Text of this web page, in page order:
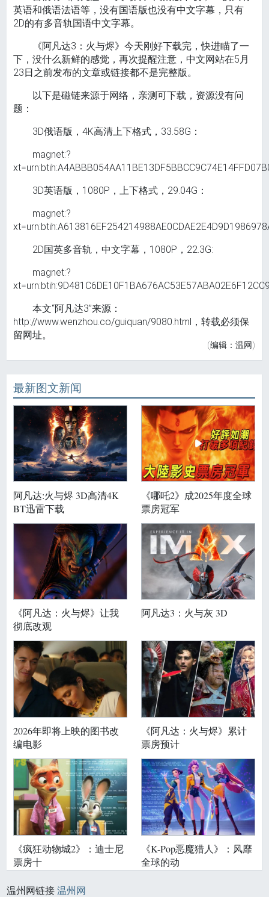
英语和俄语法语等，没有国语版也没有中文字幕，只有
2D的有多音轨国语中文字幕。
《阿凡达3：火与烬》今天刚好下载完，快进瞄了一
下，没什么新鲜的感觉，再次提醒注意，中文网站在5月
23日之前发布的文章或链接都不是完整版。
以下是磁链来源于网络，亲测可下载，资源没有问
题：
3D俄语版，4K高清上下格式，33.58G：
magnet:?
3D英语版，1080P，上下格式，29.04G：
magnet:?
2D国英多音轨，中文字幕，1080P，22.3G:
magnet:?
本文“阿凡达3”来源：
http://www.wenzhou.co/guiquan/9080.html，转载必须保
留网址。
(编辑：温网)
最新图文新闻
阿凡达:火与烬 3D高清4K
BT迅雷下载
《哪吒2》成2025年度全球
票房冠军
《阿凡达：火与烬》让我
彻底改观
阿凡达3：火与灰 3D
2026年即将上映的图书改
编电影
《阿凡达：火与烬》累计
票房预计
《疯狂动物城2》：迪士尼
票房十
《K-Pop恶魔猎人》：风靡
全球的动
温州网链接温州网